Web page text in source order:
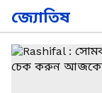
জ্যোতিষ